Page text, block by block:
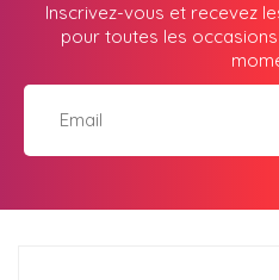
Inscrivez-vous et recevez
pour toutes les